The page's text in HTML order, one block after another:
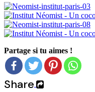
Partage si tu aimes !
Share